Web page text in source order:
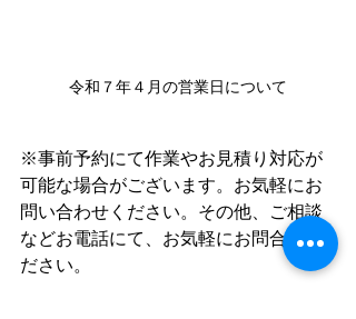
令和７年４月の営業日について
※事前予約にて作業やお見積り対応が
可能な場合がございます。お気軽にお
問い合わせください。その他、ご相談
などお電話にて、お気軽にお問合せく
ださい。